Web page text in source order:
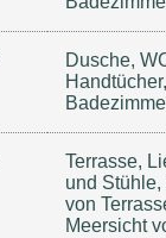
Dusche,
Handtücher,
Terrasse,
und
von
Meersicht